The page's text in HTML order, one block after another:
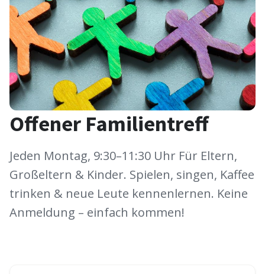
Offener Familientreff
Jeden Montag, 9:30–11:30 Uhr Für Eltern,
Großeltern & Kinder. Spielen, singen, Kaffee
trinken & neue Leute kennenlernen. Keine
Anmeldung – einfach kommen!